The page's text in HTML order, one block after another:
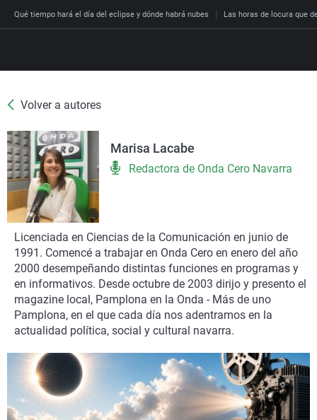
Qué tiempo hará el día del eclipse y dónde habrá nubes Las horas de locura que
Directo
Programas
La brújula
Radioestadio
Radioestadio noche
El colegio invisible
La rosa de los vientos
Gente viajera
Como el perro y el
Podcast
El viaje del Guernica
Invisibles
Prohibido morirse
Esto no ha pasado
Caso
Retornados
Equipo de
Operación Viuda
España
Cantabria
Cataluña
Comunidad de Madrid
Comunitat Valenciana
Extremadura
Galicia
La Rioja
Navarra
Economía
Deportes
Motor
El tiempo
Más noticias
Cultura
Ciencia y Tecnología
Gastronomía
Medio ambiente
Virales
Televisión
Elecciones
Volver a autores
Marisa Lacabe
Redactora de Onda Cero Navarra
Licenciada en Ciencias de la Comunicación en junio de
1991. Comencé a trabajar en Onda Cero en enero del año
2000 desempeñando distintas funciones en programas y
en informativos. Desde octubre de 2003 dirijo y presento el
magazine local, Pamplona en la Onda - Más de uno
Pamplona, en el que cada día nos adentramos en la
actualidad política, social y cultural navarra.